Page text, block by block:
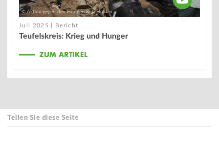
© Aktion gegen den Hunger/Rob Holden
Juli 2025 | Bericht
Teufelskreis: Krieg und Hunger
ZUM ARTIKEL
Teilen Sie diese Seite